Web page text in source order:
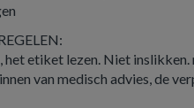
etiket lezen. Niet inslikken.
van medisch advies, de